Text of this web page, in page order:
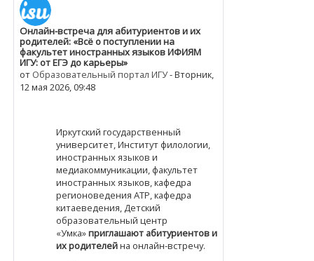
Онлайн-встреча для абитуриентов и их
родителей: «Всё о поступлении на
факультет иностранных языков ИФИЯМ
ИГУ: от ЕГЭ до карьеры»
от Образовательный портал ИГУ-Вторник,
12 мая 2026, 09:48
Иркутский государственный
университет, Институт филологии,
иностранных языков и
медиакоммуникации, факультет
иностранных языков, кафедра
регионоведения АТР, кафедра
китаеведения, Детский
образовательный центр
«Умка»приглашают абитуриентов и
их родителейна онлайн-встречу.